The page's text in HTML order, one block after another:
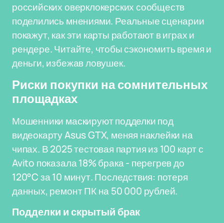
российских оверклокерских сообществ
поделились мнениями. Реальные сценарии
покажут, как эти карты работают в играх и
рендере. Читайте, чтобы сэкономить время и
деньги, избежав ловушек.
Риски покупки на сомнительных
площадках
Мошенники маскируют подделки под
видеокарту Asus GTX, меняя наклейки на
чипах. В 2025 тестовая партия из 100 карт с
Avito показала 18% брака - перегрев до
120°C за 10 минут. Последствия: потеря
данных, ремонт ПК на 50 000 рублей.
Подделки и скрытый брак